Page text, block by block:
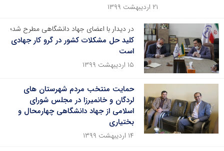
۲۱ اردیبهشت ۱۳۹۹
در دیدار با اعضای جهاد دانشگاهی مطرح شد؛
کلید حل مشکلات کشور در گرو کار جهادی
است
۱۵ اردیبهشت ۱۳۹۹
حمایت منتخب مردم شهرستان های
لردگان و خانمیرزا در مجلس شورای
اسلامی از جهاد دانشگاهی چهارمحال و
بختیاری
۱۴ اردیبهشت ۱۳۹۹